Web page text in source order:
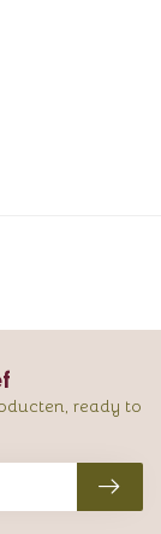
ready to